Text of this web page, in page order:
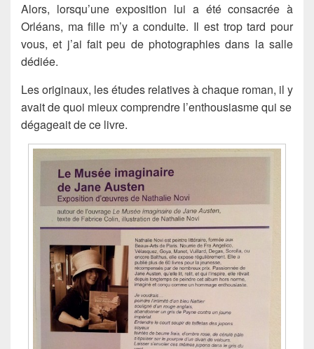
Alors, lorsqu’une exposition lui a été consacrée à
Orléans, ma fille m’y a conduite. Il est trop tard pour
vous, et j’ai fait peu de photographies dans la salle
dédiée.
Les originaux, les études relatives à chaque roman, il y
avait de quoi mieux comprendre l’enthousiasme qui se
dégageait de ce livre.